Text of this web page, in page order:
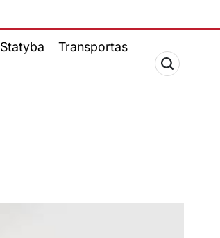
Statyba Transportas